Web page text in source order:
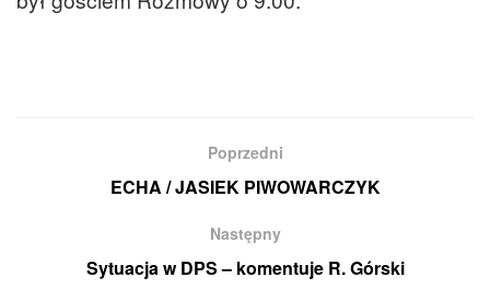
Poprzedni
ECHA / JASIEK PIWOWARCZYK
Następny
Sytuacja w DPS – komentuje R. Górski